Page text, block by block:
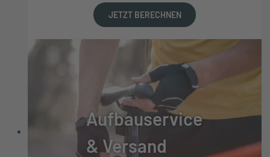
JETZT BERECHNEN
Aufbauservice
& Versand